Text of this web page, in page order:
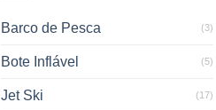
Barco de Pesca (3)
Bote Inflável (5)
Jet Ski (17)